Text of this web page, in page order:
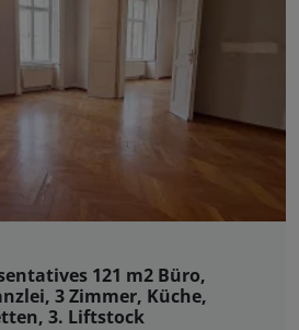
121 m2 Büro,
3 Zimmer, Küche,
3. Liftstock